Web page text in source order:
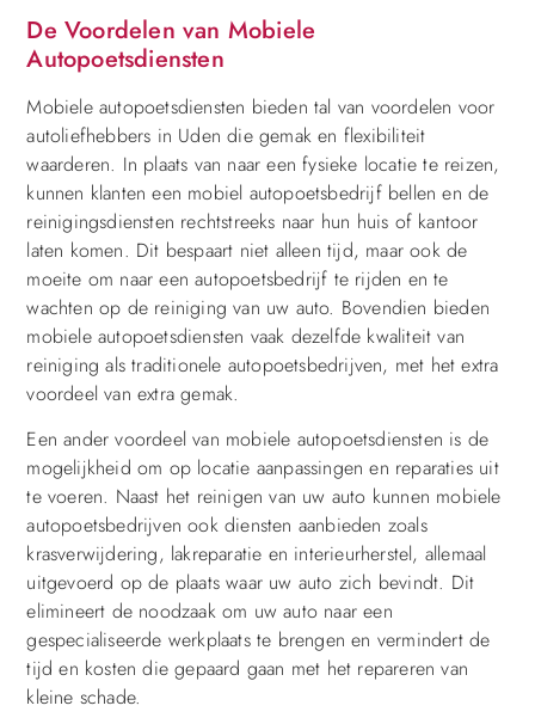
De Voordelen van Mobiele
Autopoetsdiensten
Mobiele autopoetsdiensten bieden tal van voordelen voor
autoliefhebbers in Uden die gemak en flexibiliteit
waarderen. In plaats van naar een fysieke locatie te reizen,
kunnen klanten een mobiel autopoetsbedrijf bellen en de
reinigingsdiensten rechtstreeks naar hun huis of kantoor
laten komen. Dit bespaart niet alleen tijd, maar ook de
moeite om naar een autopoetsbedrijf te rijden en te
wachten op de reiniging van uw auto. Bovendien bieden
mobiele autopoetsdiensten vaak dezelfde kwaliteit van
reiniging als traditionele autopoetsbedrijven, met het extra
voordeel van extra gemak.
Een ander voordeel van mobiele autopoetsdiensten is de
mogelijkheid om op locatie aanpassingen en reparaties uit
te voeren. Naast het reinigen van uw auto kunnen mobiele
autopoetsbedrijven ook diensten aanbieden zoals
krasverwijdering, lakreparatie en interieurherstel, allemaal
uitgevoerd op de plaats waar uw auto zich bevindt. Dit
elimineert de noodzaak om uw auto naar een
gespecialiseerde werkplaats te brengen en vermindert de
tijd en kosten die gepaard gaan met het repareren van
kleine schade.